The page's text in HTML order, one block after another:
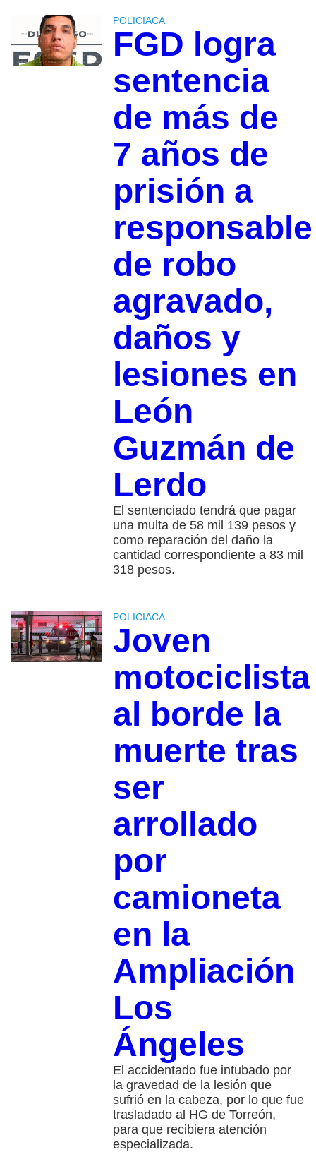
POLICIACA
FGD logra
sentencia
de más de
7 años de
prisión a
responsable
de robo
agravado,
daños y
lesiones en
León
Guzmán de
Lerdo
El sentenciado tendrá que pagar
una multa de 58 mil 139 pesos y
como reparación del daño la
cantidad correspondiente a 83 mil
318 pesos.
POLICIACA
Joven
motociclista
al borde la
muerte tras
ser
arrollado
por
camioneta
en la
Ampliación
Los
Ángeles
El accidentado fue intubado por
la gravedad de la lesión que
sufrió en la cabeza, por lo que fue
trasladado al HG de Torreón,
para que recibiera atención
especializada.